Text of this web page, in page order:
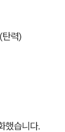
력)
했습니다.